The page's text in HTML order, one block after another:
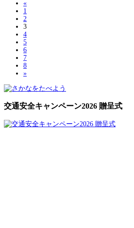
«
1
2
3
4
5
6
7
8
»
交通安全キャンペーン2026 贈呈式